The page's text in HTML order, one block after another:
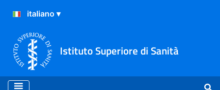
Istituto Superiore di Sanità